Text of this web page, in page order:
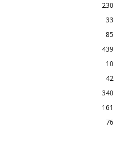
230
33
85
439
10
42
340
161
76